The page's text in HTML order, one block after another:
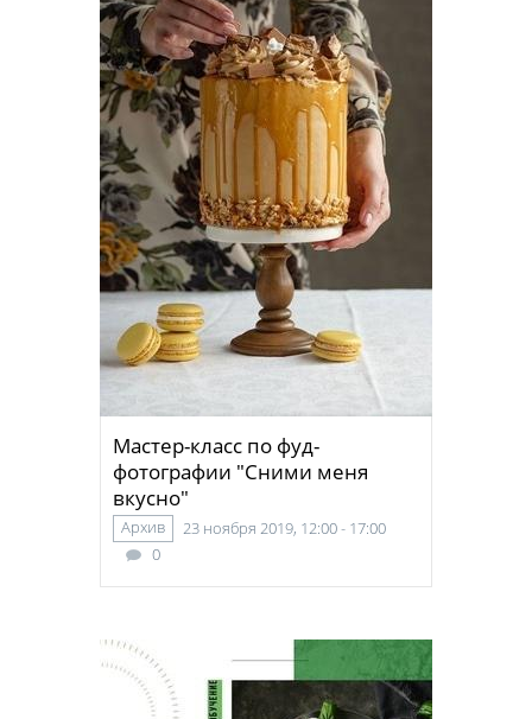
Мастер-класс по фуд-
фотографии "Сними меня
вкусно"
Архив
23 ноября 2019, 12:00 - 17:00
0